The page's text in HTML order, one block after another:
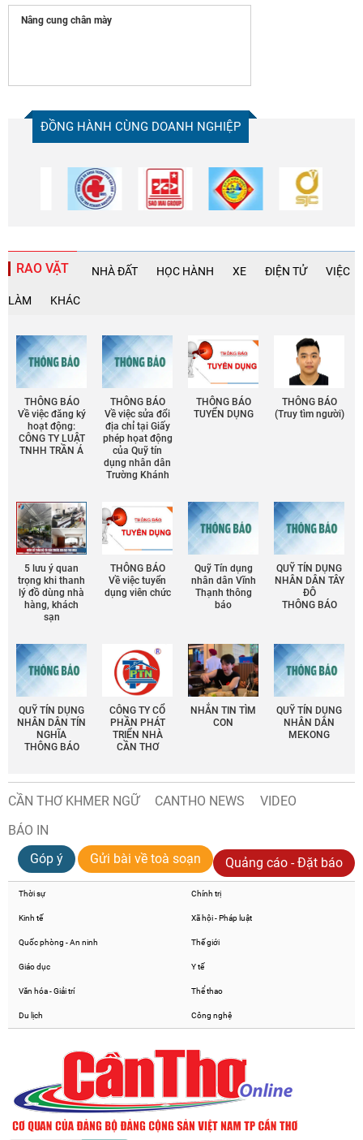
Nâng cung chân mày
ĐỒNG HÀNH CÙNG DOANH NGHIỆP
RAO VẶT NHÀ ĐẤT HỌC HÀNH XE ĐIỆN TỬ VIỆC
LÀM KHÁC
THÔNG BÁO
Về việc đăng ký
hoạt động:
CÔNG TY LUẬT
TNHH TRẦN Á
THÔNG BÁO
Về việc sửa đổi
địa chỉ tại Giấy
phép họat động
của Quỹ tín
dụng nhân dân
Trường Khánh
THÔNG BÁO
TUYỂN DỤNG
THÔNG BÁO
(Truy tìm người)
5 lưu ý quan
trọng khi thanh
lý đồ dùng nhà
hàng, khách
sạn
THÔNG BÁO
Về việc tuyển
dụng viên chức
Quỹ Tín dụng
nhân dân Vĩnh
Thạnh thông
báo
QUỸ TÍN DỤNG
NHÂN DÂN TÂY
ĐÔ
THÔNG BÁO
QUỸ TÍN DỤNG
NHÂN DÂN TÍN
NGHĨA
THÔNG BÁO
CÔNG TY CỔ
PHẦN PHÁT
TRIỂN NHÀ
CẦN THƠ
NHẮN TIN TÌM
CON
QUỸ TÍN DỤNG
NHÂN DÂN
MEKONG
CẦN THƠ KHMER NGỮ CANTHO NEWS
VIDEO
BÁO IN
Góp ý
Gửi bài về toà soạn Quảng cáo - Đặt báo
Thời sự Chính trị
Kinh tế Xã hội - Pháp luật
Quốc phòng - An ninh Thế giới
Giáo dục Y tế
Văn hóa - Giải trí Thể thao
Du lịch Công nghệ